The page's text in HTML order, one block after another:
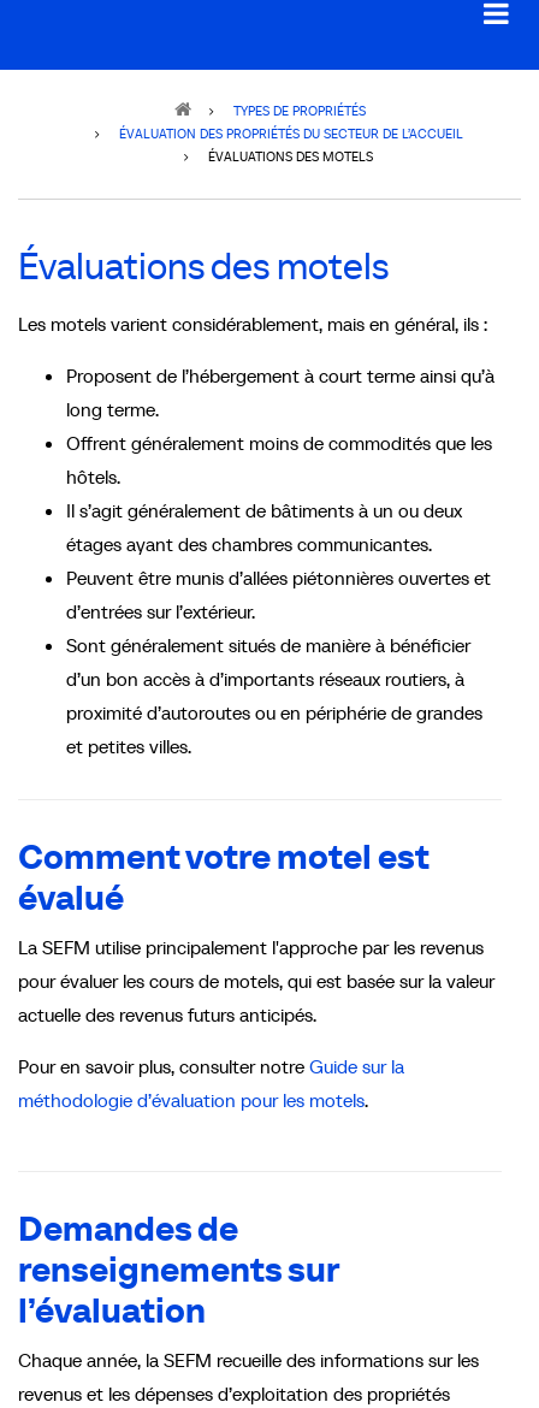
TYPES DE PROPRIÉTÉS
ÉVALUATION DES PROPRIÉTÉS DU SECTEUR DE L’ACCUEIL
ÉVALUATIONS DES MOTELS
Évaluations des motels
Les motels varient considérablement, mais en général, ils :
Proposent de l’hébergement à court terme ainsi qu’à
long terme.
Offrent généralement moins de commodités que les
hôtels.
Il s’agit généralement de bâtiments à un ou deux
étages ayant des chambres communicantes.
Peuvent être munis d’allées piétonnières ouvertes et
d’entrées sur l’extérieur.
Sont généralement situés de manière à bénéficier
d’un bon accès à d’importants réseaux routiers, à
proximité d’autoroutes ou en périphérie de grandes
et petites villes.
Comment votre motel est
évalué
La SEFM utilise principalement l'approche par les revenus
pour évaluer les cours de motels, qui est basée sur la valeur
actuelle des revenus futurs anticipés.
Pour en savoir plus, consulter notre Guide sur la
méthodologie d’évaluation pour les motels.
Demandes de
renseignements sur
l’évaluation
Chaque année, la SEFM recueille des informations sur les
revenus et les dépenses d’exploitation des propriétés